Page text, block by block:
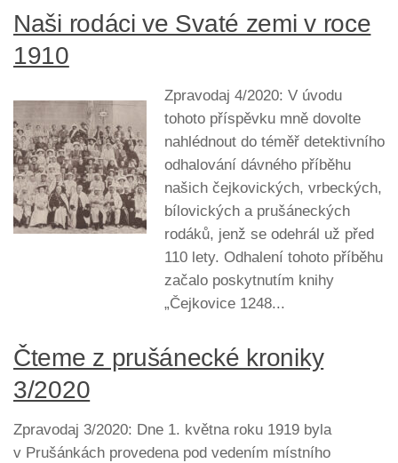
Naši rodáci ve Svaté zemi v roce
1910
Zpravodaj 4/2020: V úvodu
tohoto příspěvku mně dovolte
nahlédnout do téměř detektivního
odhalování dávného příběhu
našich čejkovických, vrbeckých,
bílovických a prušáneckých
rodáků, jenž se odehrál už před
110 lety. Odhalení tohoto příběhu
začalo poskytnutím knihy
„Čejkovice 1248...
Čteme z prušánecké kroniky
3/2020
Zpravodaj 3/2020: Dne 1. května roku 1919 byla
v Prušánkách provedena pod vedením místního